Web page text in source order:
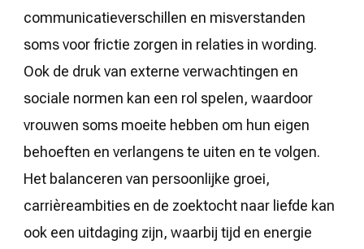
communicatieverschillen en misverstanden
soms voor frictie zorgen in relaties in wording.
Ook de druk van externe verwachtingen en
sociale normen kan een rol spelen, waardoor
vrouwen soms moeite hebben om hun eigen
behoeften en verlangens te uiten en te volgen.
Het balanceren van persoonlijke groei,
carrièreambities en de zoektocht naar liefde kan
ook een uitdaging zijn, waarbij tijd en energie